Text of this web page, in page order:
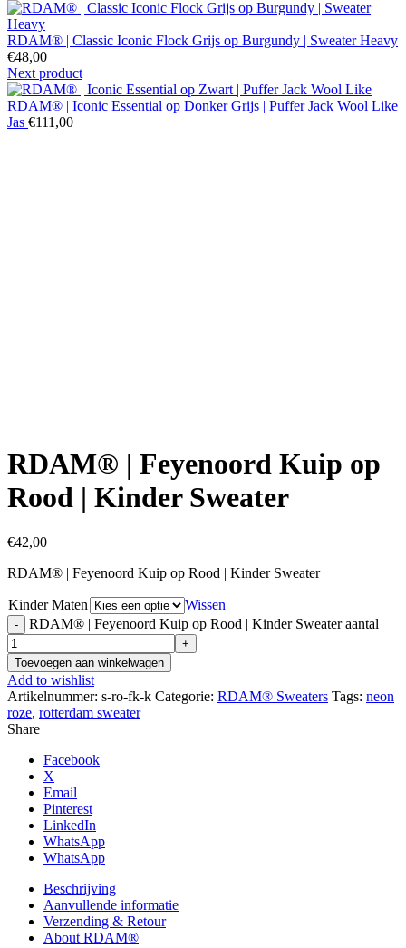
RDAM® | Classic Iconic Flock Grijs op Burgundy | Sweater Heavy
€48,00
Next product
RDAM® | Iconic Essential op Donker Grijs | Puffer Jack Wool Like
Jas €111,00
RDAM® | Feyenoord Kuip op
Rood | Kinder Sweater
€42,00
RDAM® | Feyenoord Kuip op Rood | Kinder Sweater
Kinder Maten
Wissen
RDAM® | Feyenoord Kuip op Rood | Kinder Sweater aantal
Toevoegen aan winkelwagen
Add to wishlist
Artikelnummer: s-ro-fk-k Categorie: RDAM® Sweaters Tags: neon
roze, rotterdam sweater
Share
Facebook
X
Email
Pinterest
LinkedIn
WhatsApp
WhatsApp
Beschrijving
Aanvullende informatie
Verzending & Retour
About RDAM®